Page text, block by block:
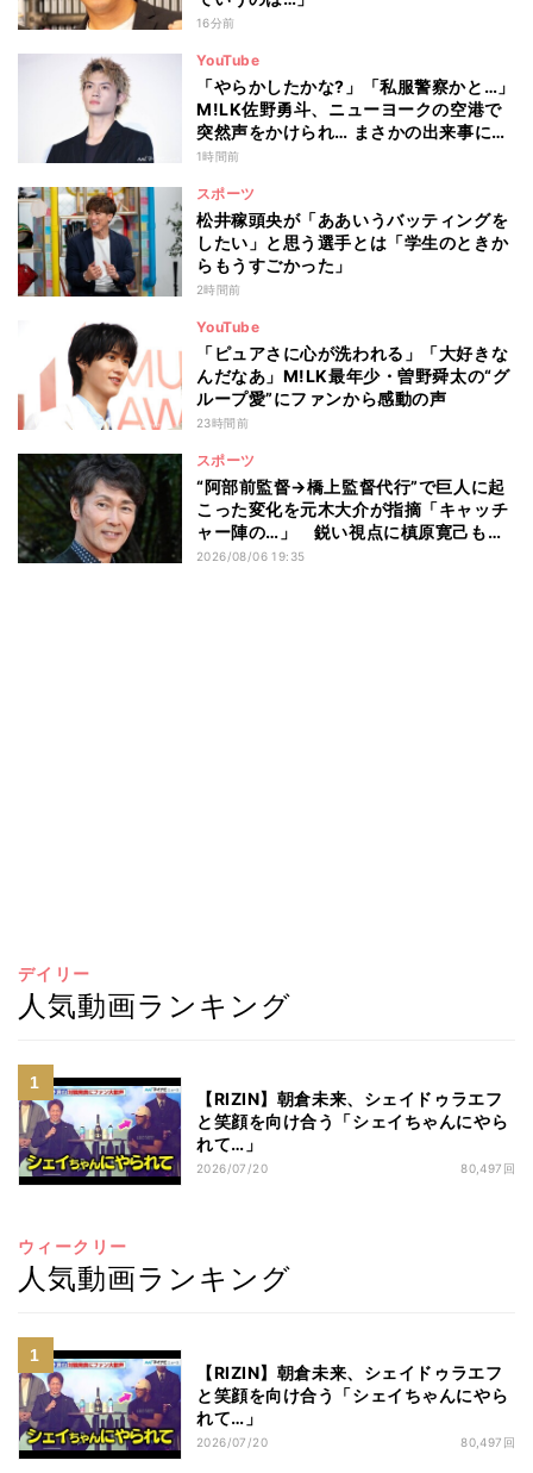
16分前
YouTube
「やらかしたかな?」「私服警察かと…」
M!LK佐野勇斗、ニューヨークの空港で
突然声をかけられ… まさかの出来事に驚
き
1時間前
スポーツ
松井稼頭央が「ああいうバッティングを
したい」と思う選手とは「学生のときか
らもうすごかった」
2時間前
YouTube
「ピュアさに心が洗われる」「大好きな
んだなあ」M!LK最年少・曽野舜太の“グ
ループ愛”にファンから感動の声
23時間前
スポーツ
“阿部前監督→橋上監督代行”で巨人に起
こった変化を元木大介が指摘「キャッチ
ャー陣の…」 鋭い視点に槙原寛己も感
心「やっぱりクセ者だな」
2026/08/06 19:35
デイリー
人気動画ランキング
【RIZIN】朝倉未来、シェイドゥラエフ
と笑顔を向け合う「シェイちゃんにやら
れて…」
2026/07/20 80,497回
ウィークリー
人気動画ランキング
【RIZIN】朝倉未来、シェイドゥラエフ
と笑顔を向け合う「シェイちゃんにやら
れて…」
2026/07/20 80,497回